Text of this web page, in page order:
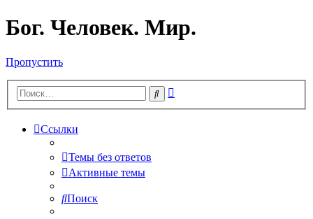
Бог. Человек. Мир.
Пропустить
Поиск
Ссылки
Темы без ответов
Активные темы
Поиск